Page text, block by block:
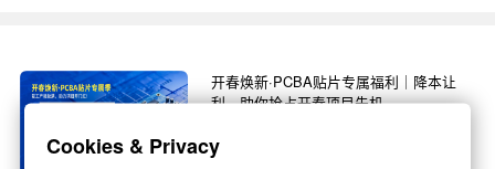
开春焕新·PCBA贴片专属福利｜降本让
利，助你抢占开春项目先机
旺季，也是电子行业新项目启动的关键节点！不
Cookies & Privacy